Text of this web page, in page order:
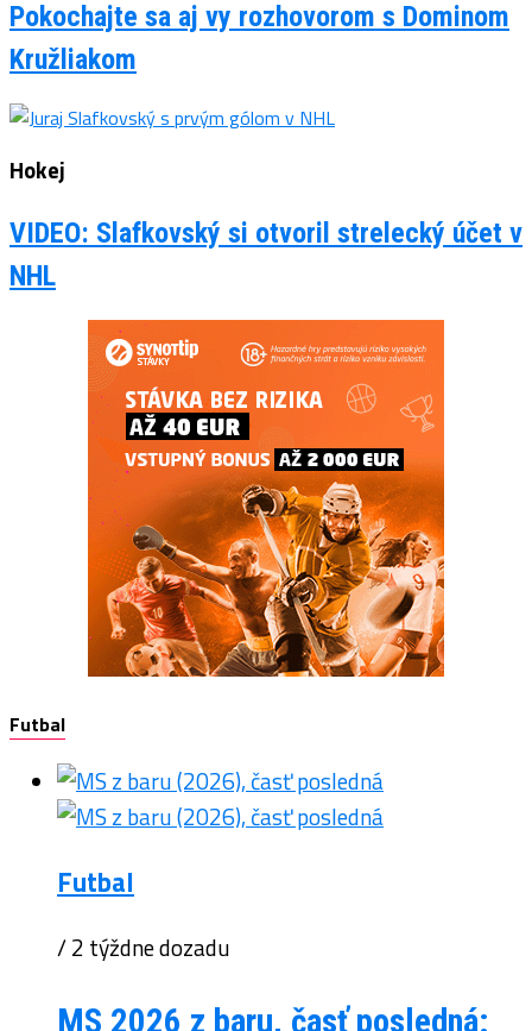
Pokochajte sa aj vy rozhovorom s Dominom
Kružliakom
Hokej
VIDEO: Slafkovský si otvoril strelecký účet v
NHL
Futbal
Futbal
/ 2 týždne dozadu
MS 2026 z baru, časť posledná: